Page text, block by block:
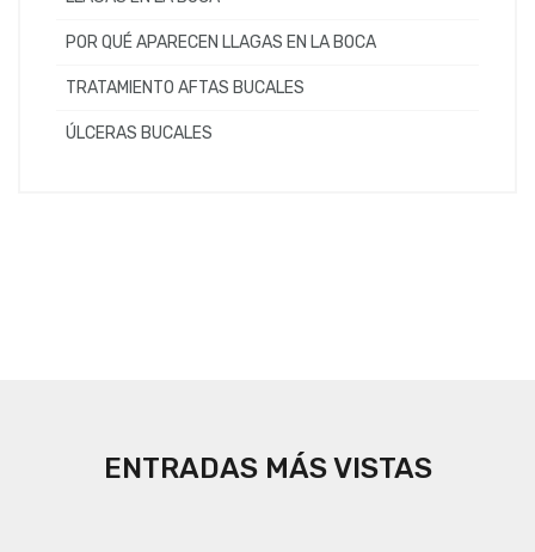
POR QUÉ APARECEN LLAGAS EN LA BOCA
TRATAMIENTO AFTAS BUCALES
ÚLCERAS BUCALES
ENTRADAS MÁS VISTAS